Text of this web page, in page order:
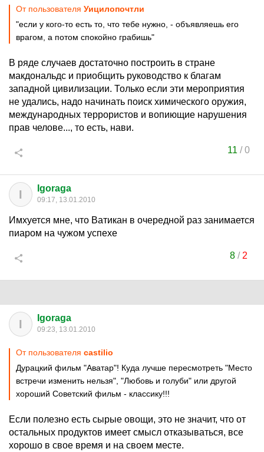
От пользователя Уицилопочтли
"если у кого-то есть то, что тебе нужно, - объявляешь его
врагом, а потом спокойно грабишь"
В ряде случаев достаточно построить в стране
макдональдс и приобщить руководство к благам
западной цивилизации. Только если эти мероприятия
не удались, надо начинать поиск химического оружия,
международных террористов и вопиющие нарушения
прав челове..., то есть, нави.
11 /0
I Igoraga
09:17, 13.01.2010
Имхуется мне, что Ватикан в очередной раз занимается
пиаром на чужом успехе
8/ 2
I Igoraga
09:23, 13.01.2010
От пользователя castilio
Дурацкий фильм "Аватар"! Куда лучше пересмотреть "Место
встречи изменить нельзя", "Любовь и голуби" или другой
хороший Советский фильм - классику!!!
Если полезно есть сырые овощи, это не значит, что от
остальных продуктов имеет смысл отказываться, все
хорошо в свое время и на своем месте.